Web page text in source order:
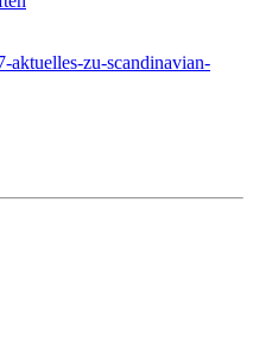
aktuelles-zu-scandinavian-